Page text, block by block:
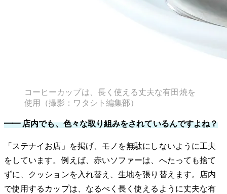
コーヒーカップは、長く使える丈夫な有田焼を
使用（撮影：ワタシト編集部）
━━ 店内でも、色々な取り組みをされているんですよね？
「ステナイお店」を掲げ、モノを無駄にしないように工夫
をしています。例えば、赤いソファーは、へたっても捨て
ずに、クッションを入れ替え、生地を張り替えます。店内
で使用するカップは、なるべく長く使えるように丈夫な有